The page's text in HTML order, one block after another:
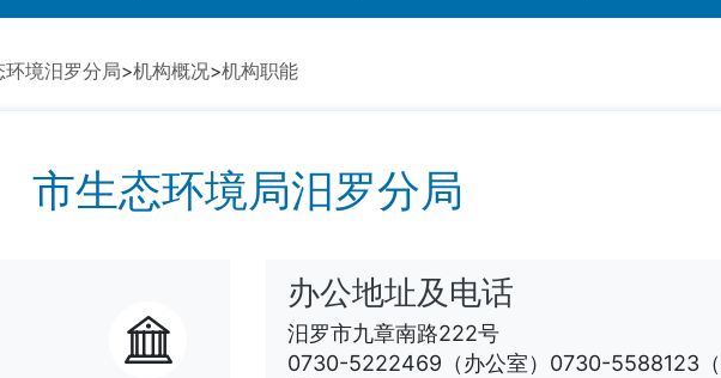
环境汨罗分局>机构概况>机构职能
市生态环境局汨罗分局
办公地址及电话
汨罗市九章南路222号
0730-5222469（办公室）0730-5588123